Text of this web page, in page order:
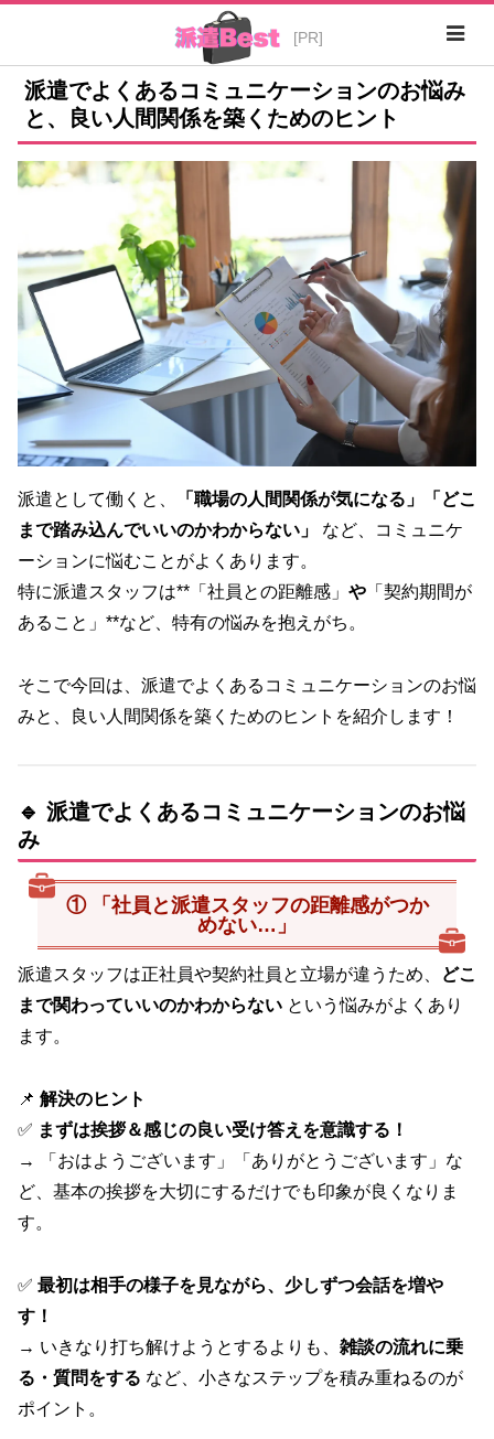
派遣でよくあるコミュニケーションのお悩み
と、良い人間関係を築くためのヒント
派遣として働くと、
「職場の人間関係が気になる」「どこ
まで踏み込んでいいのかわからない」
など、コミュニケ
ーションに悩むことがよくあります。
特に派遣スタッフは**「社員との距離感」 や 「契約期間が
あること」**など、特有の悩みを抱えがち。
そこで今回は、派遣でよくあるコミュニケーションのお悩
みと、良い人間関係を築くためのヒントを紹介します！
🔹 派遣でよくあるコミュニケーションのお悩
み
① 「社員と派遣スタッフの距離感がつか
めない…」
派遣スタッフは正社員や契約社員と立場が違うため、
どこ
まで関わっていいのかわからない という悩みがよくあり
ます。
📌 解決のヒント
✅ まずは挨拶＆感じの良い受け答えを意識する！
→ 「おはようございます」「ありがとうございます」な
ど、基本の挨拶を大切にするだけでも印象が良くなりま
す。
✅ 最初は相手の様子を見ながら、少しずつ会話を増や
す！
→ いきなり打ち解けようとするよりも、 雑談の流れに乗
る・質問をする など、小さなステップを積み重ねるのが
ポイント。